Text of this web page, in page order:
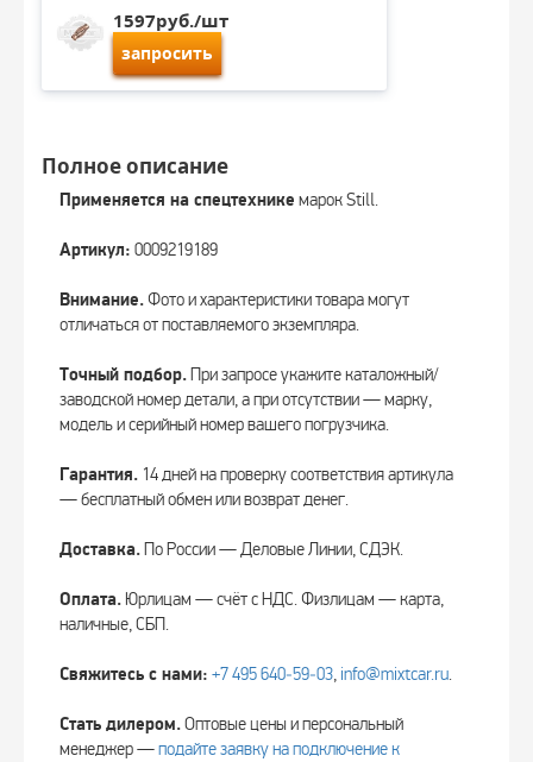
1597руб./шт
запросить
Полное описание
Применяется на спецтехнике марок Still.
Артикул: 0009219189
Внимание.Фото и характеристики товара могут
отличаться от поставляемого экземпляра.
Точный подбор.При запросе укажите каталожный/
заводской номер детали, а при отсутствии — марку,
модель и серийный номер вашего погрузчика.
Гарантия. 14 дней на проверку соответствия артикула
— бесплатный обмен или возврат денег.
Доставка.По России — Деловые Линии, СДЭК.
Оплата. Юрлицам — счёт с НДС. Физлицам — карта,
наличные, СБП.
Свяжитесь с нами: +7 495 640‑59‑03, info@mixtcar.ru.
Стать дилером.Оптовые цены и персональный
менеджер —подайте заявку на подключение к